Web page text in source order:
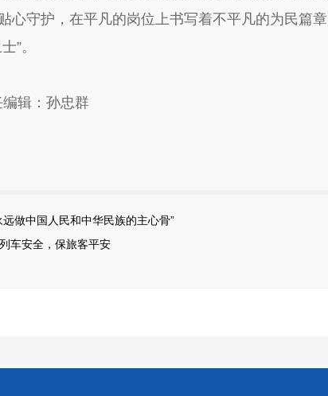
心守护，在平凡的岗位上书写着不平凡的为民篇
”。
编辑：孙忠群
远做中国人民和中华民族的主心骨”
车安全，保旅客平安